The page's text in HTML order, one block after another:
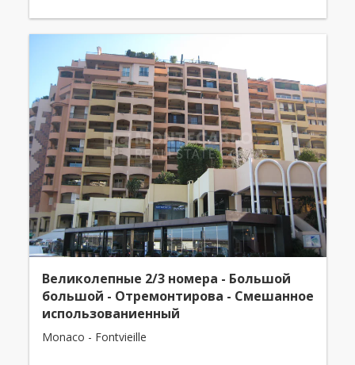
Великолепные 2/3 номера - Большой
большой - Отремонтирова - Смешанное
использованиенный
Monaco - Fontvieille